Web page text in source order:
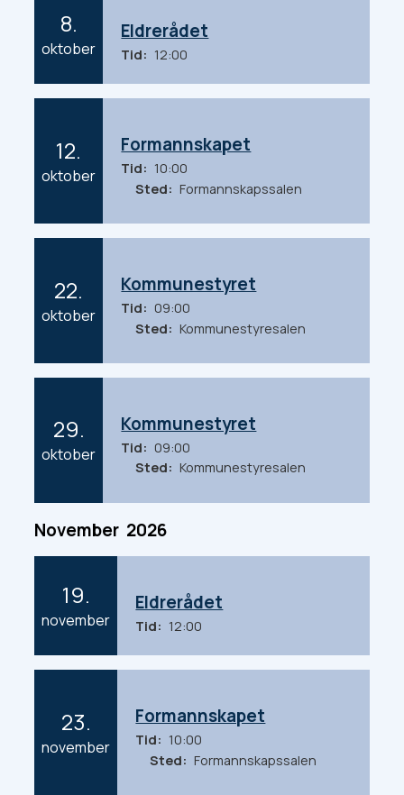
8.
oktober
2
2
Eldrerådet
Tid 12:00
12.
oktober
2
6
Formannskapet
Tid
10:00
Sted
Formannskapssalen
22.
oktober
2
6
Kommunestyret
Tid
09:00
Sted
Kommunestyresalen
29.
oktober
2
Kommunestyret
Tid
09:00
Sted
Kommunestyresalen
November 2026
19.
november
2
2
Eldrerådet
Tid 12:00
23.
november
2
Formannskapet
Tid
10:00
Sted
Formannskapssalen